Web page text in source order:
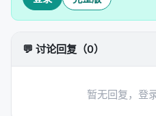
者的福祉。如果一个患者
之后依然尝试寻找替代方案
害。希波克拉底誓言的核
💬 讨论回复（0）
暂无回复，登